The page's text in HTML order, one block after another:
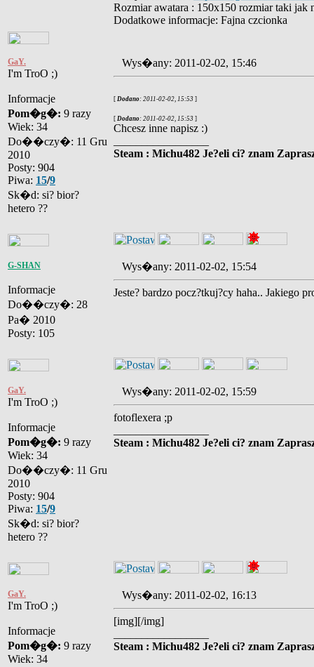
Rozmiar awatara : 150x150 rozmiar taki jak
Dodatkowe informacje: Fajna czcionka
GaY.
I'm TroO ;)
Informacje
Pom�g�: 9 razy
Wiek: 34
Do��czy�: 11 Gru
2010
Posty: 904
Piwa: 15/9
Sk�d: si? bior?
hetero ??
Wys�any: 2011-02-02, 15:46
[ Dodano: 2011-02-02, 15:53 ]
[ Dodano: 2011-02-02, 15:53 ]
Chcesz inne napisz :)
Steam : Michu482 Je?eli ci? znam
G-SHAN
Informacje
Do��czy�: 28
Pa� 2010
Posty: 105
Wys�any: 2011-02-02, 15:54
Jeste? bardzo pocz?tkuj?cy haha.. Jakiego
GaY.
I'm TroO ;)
Informacje
Pom�g�: 9 razy
Wiek: 34
Do��czy�: 11 Gru
2010
Posty: 904
Piwa: 15/9
Sk�d: si? bior?
hetero ??
Wys�any: 2011-02-02, 15:59
fotoflexera ;p
Steam : Michu482 Je?eli ci? znam
GaY.
I'm TroO ;)
Informacje
Pom�g�: 9 razy
Wiek: 34
Wys�any: 2011-02-02, 16:13
[img][/img]
Steam : Michu482 Je?eli ci? znam